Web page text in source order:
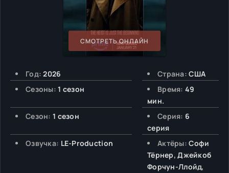
СМОТРЕТЬ ОНЛАЙН
Год: 2026 Страна: США
Сезоны: 1 сезон Время: 49
мин.
Сезон: 1 сезон Серия: 6
серия
Озвучка: LE-Production Актёры: Софи
Тёрнер, Джейкоб
Форчун-Ллойд,